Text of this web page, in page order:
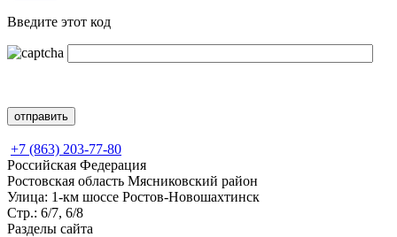
Введите этот код
+7 (863) 203-77-80
Российская Федерация
Ростовская область Мясниковский район
Улица: 1-км шоссе Ростов-Новошахтинск
Стр.: 6/7, 6/8
Разделы сайта